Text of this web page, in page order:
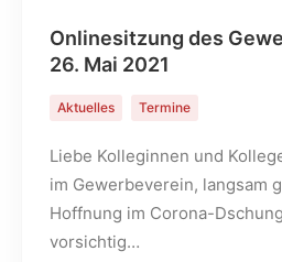
Onlinesitzung des
26. Mai 2021
Aktuelles Termine
Liebe Kolleginnen und
im Gewerbeverein, langsam
Hoffnung im Corona-
vorsichtig…